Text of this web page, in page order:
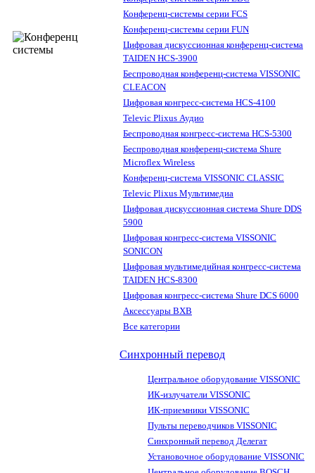
Конференц-системы серии FCS
Конференц-системы серии FUN
Цифровая дискуссионная конференц-система
TAIDEN HCS-3900
Беспроводная конференц-система VISSONIC
CLEACON
Цифровая конгресс-система HCS-4100
Televic Plixus Аудио
Беспроводная конгресс-система HCS-5300
Беспроводная конференц-система Shure
Microflex Wireless
Конференц-система VISSONIC CLASSIC
Televic Plixus Мультимедиа
Цифровая дискуссионная система Shure DDS
5900
Цифровая конгресс-система VISSONIC
SONICON
Цифровая мультимедийная конгресс-система
TAIDEN HCS-8300
Цифровая конгресс-система Shure DCS 6000
Аксессуары BXB
Все категории
Синхронный перевод
Центральное оборудование VISSONIC
ИК-излучатели VISSONIC
ИК-приемники VISSONIC
Пульты переводчиков VISSONIC
Синхронный перевод Делегат
Установочное оборудование VISSONIC